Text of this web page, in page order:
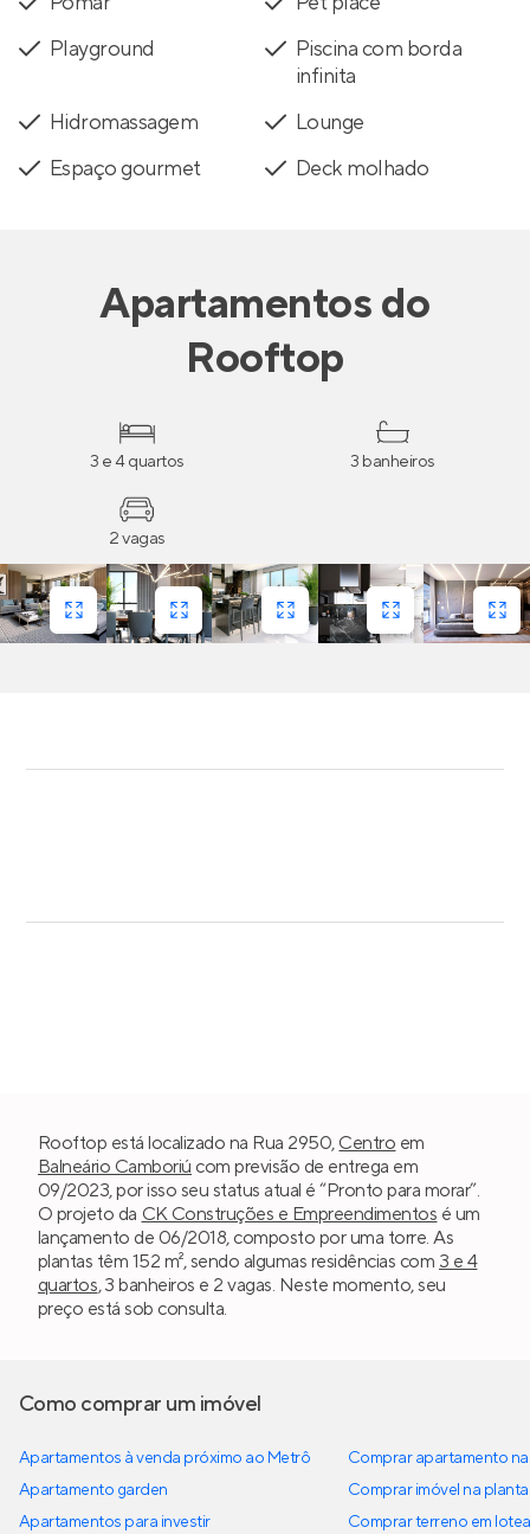
Playground
Piscina com borda
infinita
Hidromassagem
Lounge
Espaço gourmet
Deck molhado
Apartamentosdo
Rooftop
3 e 4 quartos 3 banheiros
2 vagas
Rooftop está localizado na Rua 2950, Centro em
Balneário Camboriú com previsão de entrega em
09/2023, por isso seu status atual é “Pronto para morar”.
O projeto da CK Construções e Empreendimentos é um
lançamento de 06/2018, composto por uma torre. As
plantas têm 152 m², sendo algumas residências com 3 e 4
quartos, 3 banheiros e 2 vagas. Neste momento, seu
preço está sob consulta.
Como comprar um imóvel
Apartamentos à venda próximo ao Metrô
Apartamento garden
Apartamentos para investir
Comprar apartamento
Comprar imóvel na planta
Comprar terreno em